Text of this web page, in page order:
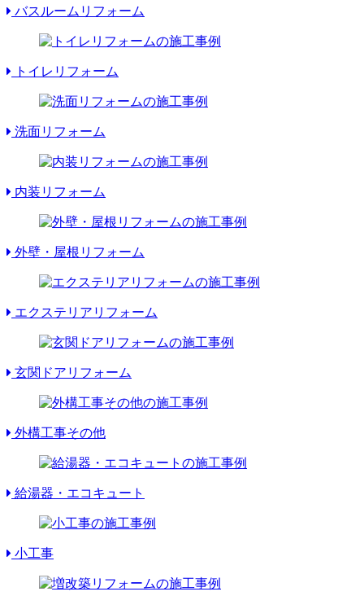
バスルームリフォーム
トイレリフォーム
洗面リフォーム
内装リフォーム
外壁・屋根リフォーム
エクステリアリフォーム
玄関ドアリフォーム
外構工事その他
給湯器・エコキュート
小工事